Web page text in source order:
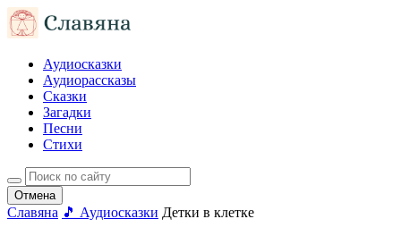
Аудиосказки
Аудиорассказы
Сказки
Загадки
Песни
Стихи
Отмена
Славяна 🎵 Аудиосказки Детки в клетке